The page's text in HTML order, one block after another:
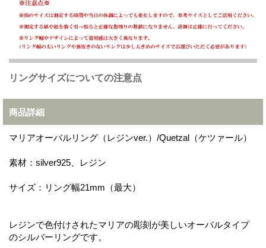
リングサイズについての注意点
商品詳細
マリアオーバルリング（レジンver.）/Quetzal（ケツァール）
素材：silver925、レジン
サイズ：リング幅21mm（最大）
レジンで色付けされたマリアの彫刻が美しいオーバルタイプ
のシルバーリングです。